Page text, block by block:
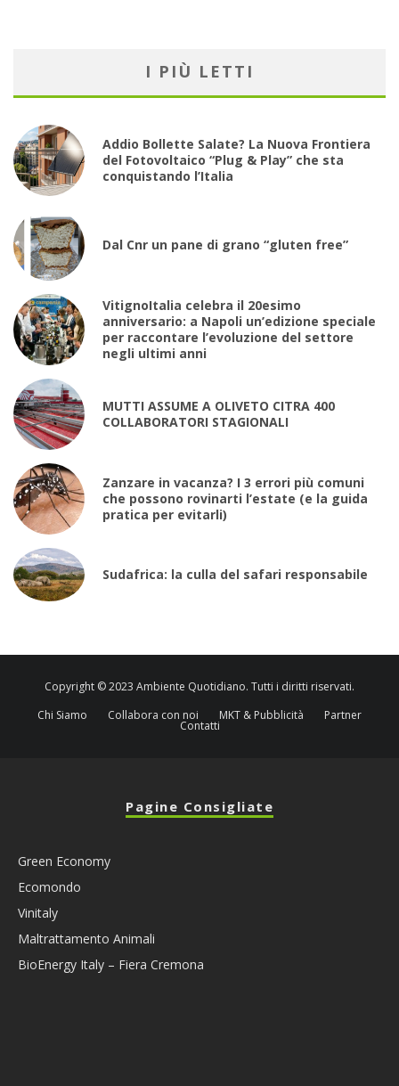
I PIÙ LETTI
Addio Bollette Salate? La Nuova Frontiera
del Fotovoltaico “Plug & Play” che sta
conquistando l’Italia
Dal Cnr un pane di grano “gluten free”
VitignoItalia celebra il 20esimo
anniversario: a Napoli un’edizione speciale
per raccontare l’evoluzione del settore
negli ultimi anni
MUTTI ASSUME A OLIVETO CITRA 400
COLLABORATORI STAGIONALI
Zanzare in vacanza? I 3 errori più comuni
che possono rovinarti l’estate (e la guida
pratica per evitarli)
Sudafrica: la culla del safari responsabile
Copyright © 2023 Ambiente Quotidiano. Tutti i diritti riservati.
Chi Siamo
Collabora con noi MKT & Pubblicità Partner
Contatti
Pagine Consigliate
Green Economy
Ecomondo
Vinitaly
Maltrattamento Animali
BioEnergy Italy – Fiera Cremona